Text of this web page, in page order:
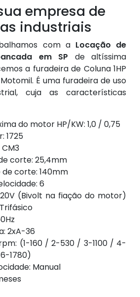
empresa de
industriais
com a Locação de
em SP de altíssima
a furadeira de Coluna 1HP
Motomil. É uma furadeira de uso
cuja as características
do motor HP/KW: 1,0 / 0,75
1725
CM3
corte: 25,4mm
corte: 140mm
6
(Bivolt na fiação do motor)
2xA-36
(1-160 / 2-530 / 3-1100 / 4-
1780)
Manual